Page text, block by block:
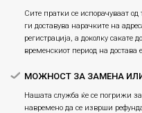
Сите пратки се испорачуваат
ги доставува нарачките на
регистрација, а доколку сакате
временскиот период на достава
МОЖНОСТ ЗА ЗАМЕНА
Нашата служба ќе се погрижи
навремено да се изврши